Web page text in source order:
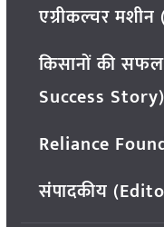
एग्रीकल्चर
किसानों की
Success Story)
Reliance
संपादकीय